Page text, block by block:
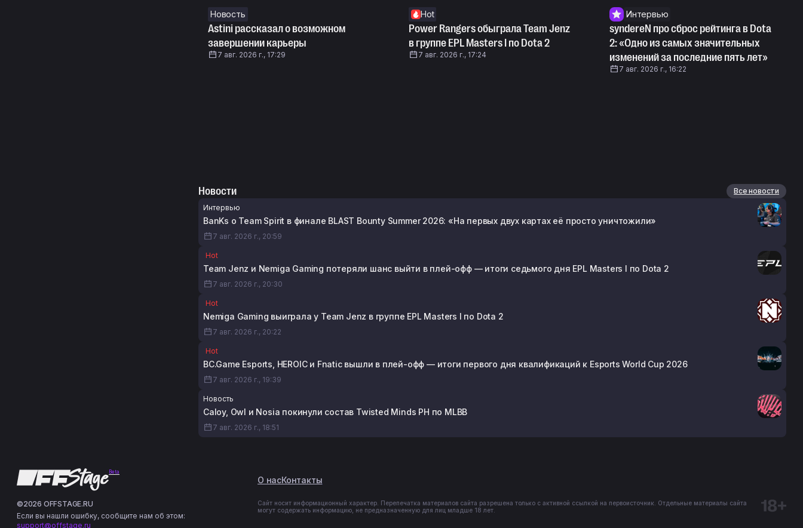
Новость
Astini рассказал о возможном
завершении карьеры
7 авг. 2026 г., 17:29
Hot
Power Rangers обыграла Team Jenz
в группе EPL Masters I по Dota 2
7 авг. 2026 г., 17:24
Интервью
syndereN про сброс рейтинга в Dota
2: «Одно из самых значительных
изменений за последние пять лет»
7 авг. 2026 г., 16:22
Новости
Все новости
Интервью
BanKs о Team Spirit в финале BLAST Bounty Summer 2026: «На первых двух картах её просто уничтожили»
7 авг. 2026 г., 20:59
Hot
Team Jenz и Nemiga Gaming потеряли шанс выйти в плей-офф — итоги седьмого дня EPL Masters I по Dota 2
7 авг. 2026 г., 20:30
Hot
Nemiga Gaming выиграла у Team Jenz в группе EPL Masters I по Dota 2
7 авг. 2026 г., 20:22
Hot
BC.Game Esports, HEROIC и Fnatic вышли в плей-офф — итоги первого дня квалификаций к Esports World Cup 2026
7 авг. 2026 г., 19:39
Новость
Caloy, Owl и Nosia покинули состав Twisted Minds PH по MLBB
7 авг. 2026 г., 18:51
Beta
О насКонтакты
©2026 OFFSTAGE.RU
Если вы нашли ошибку, сообщите нам об этом:
support@offstage.ru
Сайт носит информационный характер. Перепечатка материалов сайта разрешена только с активной ссылкой на первоисточник. Отдельные материалы сайта
могут содержать информацию, не предназначенную для лиц младше 18 лет.